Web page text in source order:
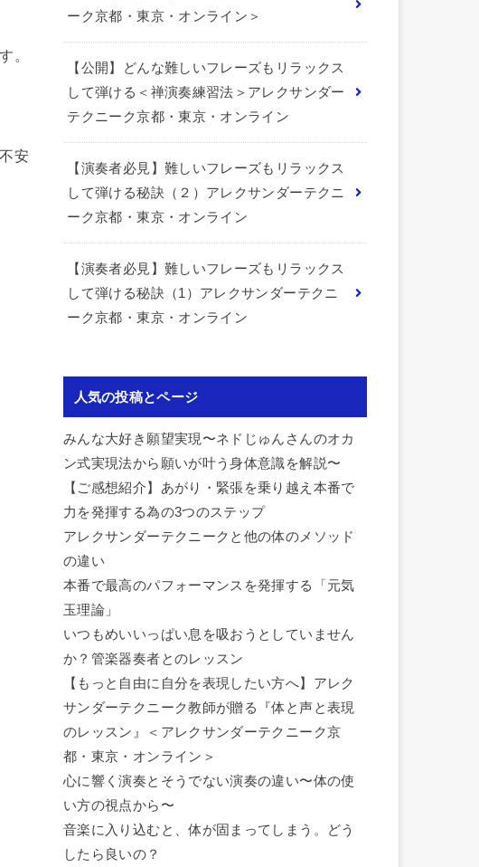
。
安
ーク京都・東京・オンライン＞
【公開】どんな難しいフレーズもリラックス
して弾ける＜禅演奏練習法＞アレクサンダー
テクニーク京都・東京・オンライン
【演奏者必見】難しいフレーズもリラックス
して弾ける秘訣（２）アレクサンダーテクニ
ーク京都・東京・オンライン
【演奏者必見】難しいフレーズもリラックス
して弾ける秘訣（1）アレクサンダーテクニ
ーク京都・東京・オンライン
人気の投稿とページ
みんな大好き願望実現〜ネドじゅんさんのオカ
ン式実現法から願いが叶う身体意識を解説〜
【ご感想紹介】あがり・緊張を乗り越え本番で
力を発揮する為の3つのステップ
アレクサンダーテクニークと他の体のメソッド
の違い
本番で最高のパフォーマンスを発揮する「元気
玉理論」
いつもめいいっぱい息を吸おうとしていません
か？管楽器奏者とのレッスン
【もっと自由に自分を表現したい方へ】アレク
サンダーテクニーク教師が贈る『体と声と表現
のレッスン』＜アレクサンダーテクニーク京
都・東京・オンライン＞
心に響く演奏とそうでない演奏の違い〜体の使
い方の視点から〜
音楽に入り込むと、体が固まってしまう。どう
したら良いの？